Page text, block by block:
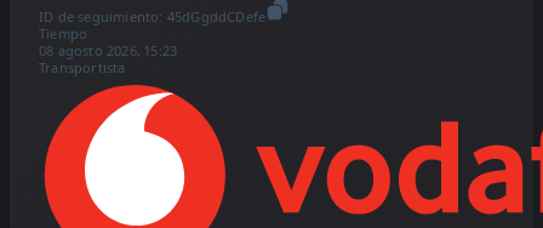
ID de seguimiento: 45dGgddCDefe
Tiempo
08 agosto 2026, 15:23
Transportista